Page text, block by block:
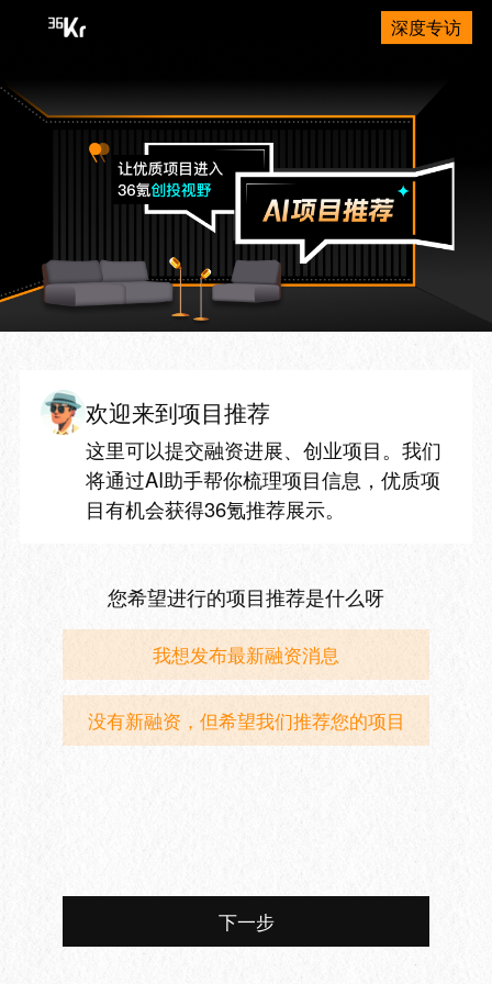
深度专访
欢迎来到项目推荐
这里可以提交融资进展、创业项目。我们
将通过AI助手帮你梳理项目信息，优质项
目有机会获得36氪推荐展示。
您希望进行的项目推荐是什么呀
我想发布最新融资消息
没有新融资，但希望我们推荐您的项目
下一步